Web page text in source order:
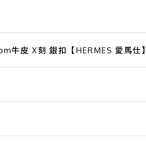
皮 X刻 銀扣【HERMES 愛馬仕】